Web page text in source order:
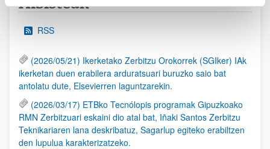
RSS
(2026/05/21) Ikerketako Zerbitzu Orokorrek (SGIker) IAk
ikerketan duen erabilera arduratsuari buruzko saio bat
antolatu dute, Elsevierren laguntzarekin.
(2026/03/17) ETBko Tecnólopis programak Gipuzkoako
RMN Zerbitzuari eskaini dio atal bat, Iñaki Santos Zerbitzu
Teknikariaren lana deskribatuz, Sagarlup egiteko erabiltzen
den lupulua karakterizatzeko.